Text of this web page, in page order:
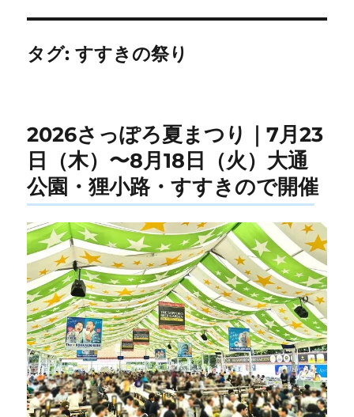
タグ:すすきの祭り
2026さっぽろ夏まつり｜7月23
日（木）〜8月18日（火）大通
公園・狸小路・すすきので開催